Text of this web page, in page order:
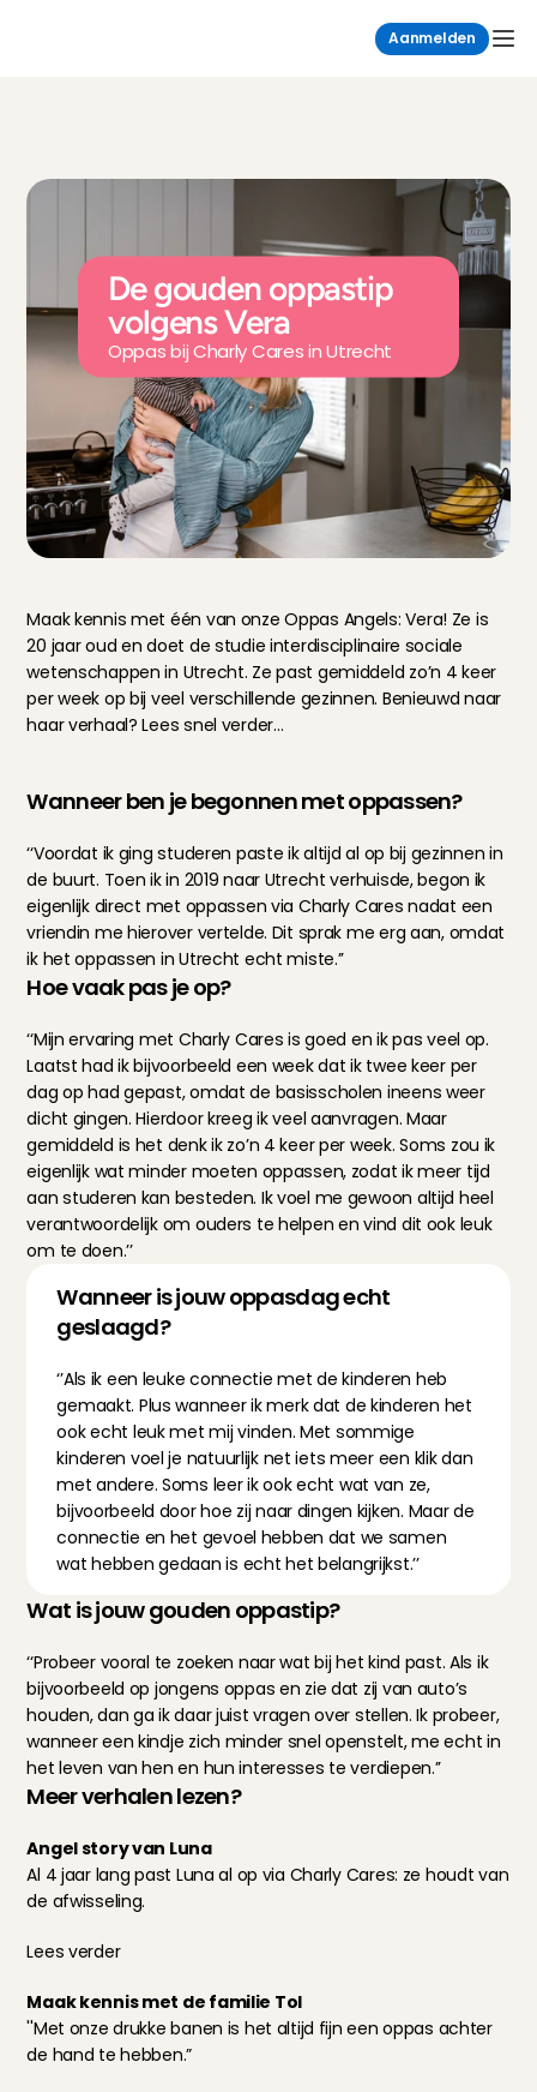
Aanmelden
De gouden oppastip
volgens Vera
Oppas bij Charly Cares in Utrecht
Maak kennis met één van onze Oppas Angels: Vera! Ze is
20 jaar oud en doet de studie interdisciplinaire sociale
wetenschappen in Utrecht. Ze past gemiddeld zo’n 4 keer
per week op bij veel verschillende gezinnen. Benieuwd naar
haar verhaal? Lees snel verder…
Wanneer ben je begonnen met oppassen?
‘‘Voordat ik ging studeren paste ik altijd al op bij gezinnen in
de buurt. Toen ik in 2019 naar Utrecht verhuisde, begon ik
eigenlijk direct met oppassen via Charly Cares nadat een
vriendin me hierover vertelde. Dit sprak me erg aan, omdat
ik het oppassen in Utrecht echt miste.’’
Hoe vaak pas je op?
‘‘Mijn ervaring met Charly Cares is goed en ik pas veel op.
Laatst had ik bijvoorbeeld een week dat ik twee keer per
dag op had gepast, omdat de basisscholen ineens weer
dicht gingen. Hierdoor kreeg ik veel aanvragen. Maar
gemiddeld is het denk ik zo’n 4 keer per week. Soms zou ik
eigenlijk wat minder moeten oppassen, zodat ik meer tijd
aan studeren kan besteden. Ik voel me gewoon altijd heel
verantwoordelijk om ouders te helpen en vind dit ook leuk
om te doen.’’
Wanneer is jouw oppasdag echt
geslaagd?
‘’Als ik een leuke connectie met de kinderen heb
gemaakt. Plus wanneer ik merk dat de kinderen het
ook echt leuk met mij vinden. Met sommige
kinderen voel je natuurlijk net iets meer een klik dan
met andere. Soms leer ik ook echt wat van ze,
bijvoorbeeld door hoe zij naar dingen kijken. Maar de
connectie en het gevoel hebben dat we samen
wat hebben gedaan is echt het belangrijkst.’’
Wat is jouw gouden oppastip?
‘‘Probeer vooral te zoeken naar wat bij het kind past. Als ik
bijvoorbeeld op jongens oppas en zie dat zij van auto’s
houden, dan ga ik daar juist vragen over stellen. Ik probeer,
wanneer een kindje zich minder snel openstelt, me echt in
het leven van hen en hun interesses te verdiepen.’’
Meer verhalen lezen?
Angel story van Luna
Al 4 jaar lang past Luna al op via Charly Cares: ze houdt van
de afwisseling.
Lees verder
Maak kennis met de familie Tol
''Met onze drukke banen is het altijd fijn een oppas achter
de hand te hebben.”